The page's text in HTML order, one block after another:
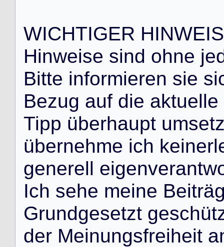
WICHTIGER HINWEIS
Hinweise sind ohne je
Bitte informieren sie si
Bezug auf die aktuelle
Tipp überhaupt umset
übernehme ich keinerl
generell eigenverantw
Ich sehe meine Beiträ
Grundgesetzt geschüt
der Meinungsfreiheit a